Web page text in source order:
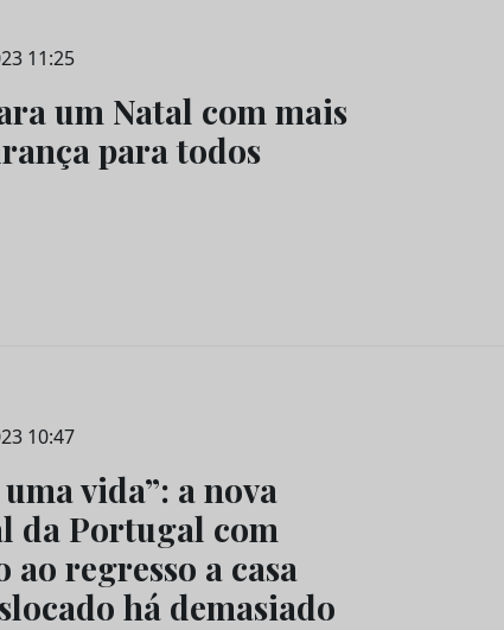
11:25
um Natal com mais
para todos
10:47
vida”: a nova
da Portugal com
ao regresso a casa
há demasiado